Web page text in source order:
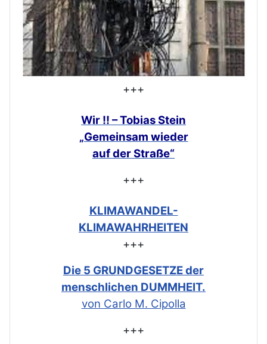
+++
Wir !! – Tobias Stein
„Gemeinsam wieder
auf der Straße“
+++
KLIMAWANDEL-
KLIMAWAHRHEITEN
+++
Die 5 GRUNDGESETZE der
menschlichen DUMMHEIT.
von Carlo M. Cipolla
+++